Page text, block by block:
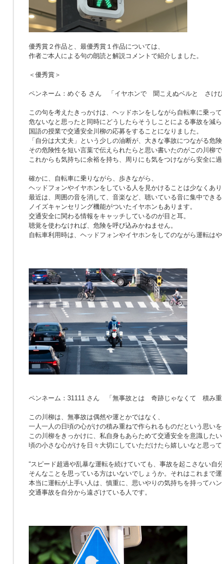
優秀賞２作品と、最優秀賞１作品については、
作者ご本人による句の朗読と解説コメントで紹介しました。
＜優秀賞＞
ペンネーム：めぐる さん 「イヤホンで 聞こえぬベルと さけ
この句を考えたきっかけは、ヘッドホンをしながら自転車に乗っ
危ないなと思ったと同時にどうしたらそうしことによる事故を減
国語の授業で交通安全川柳の応募をすることになりました。
「自分は大丈夫」という少しの油断が、大きな事故につながる危
その危険性を短い言葉で伝えられたらと思い書いたのがこの川柳
これからも気持ちに余裕を持ち、周りにも気をつけながら安全に
確かに、自転車に乗りながら、歩きながら、
ヘッドフォンやイヤホンをしている人を見かけることは少なくあ
最近は、周囲の音を消して、音楽など、聴いている音に集中できる
ノイズキャンセリング機能がついたイヤホンもあります。
交通安全に関わる情報をキャッチしているのが目と耳。
聴覚を使わなければ、危険を呼び込みかねません。
自転車利用時は、ヘッドフォンやイヤホンをしてのながら運転は
ペンネーム：31111 さん 「無事故とは 奇跡じゃなくて 積み
この川柳は、無事故は偶然や運とかではなく、
一人一人の日頃の心がけの積み重ねで作られるものだという思い
この川柳をきっかけに、私自身もあらためて交通安全を意識した
頃の小さな心がけを日々大切にしていただけたら嬉しいなと思っ
“スピード超過や乱暴な運転を続けていても、事故を起こさない自
そんなことを思っている方はいないでしょうか。それはこれまで
本当に運転が上手い人は、慎重に、思いやりの気持ちを持ってハ
交通事故を自分から遠ざけている人です。